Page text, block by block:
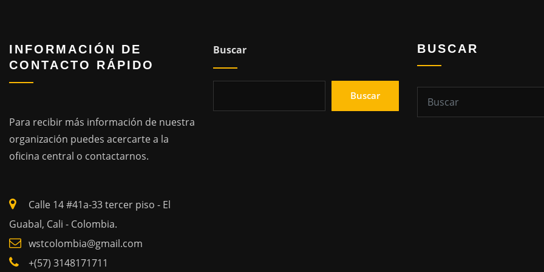
INFORMACIÓN DE
CONTACTO RÁPIDO
Para recibir más información de nuestra
organización puedes acercarte a la
oficina central o contactarnos.
Calle 14 #41a-33 tercer piso - El
Guabal, Cali - Colombia.
wstcolombia@gmail.com
+(57) 3148171711
Buscar
Buscar
BUSCAR